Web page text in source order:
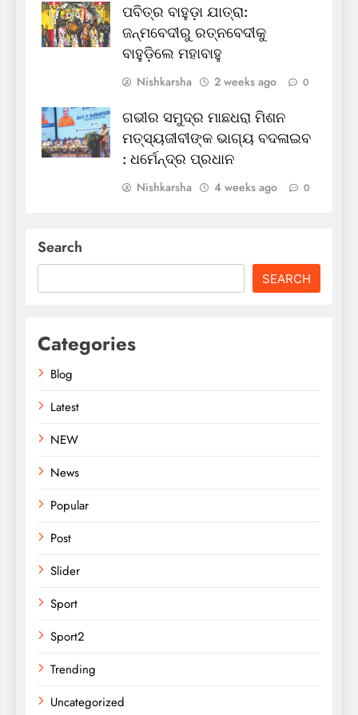
ପବିତ୍ର ବାହୁଡ଼ା ଯାତ୍ରା:
ଜନ୍ମବେଦୀରୁ ରତ୍ନବେଦୀକୁ
ବାହୁଡ଼ିଲେ ମହାବାହୁ
Nishkarsha 2 weeks ago 0
ଗଭୀର ସମୁଦ୍ର ମାଛଧରା ମିଶନ
ମତ୍ସ୍ୟଜୀବୀଙ୍କ ଭାଗ୍ୟ ବଦଳାଇବ
: ଧର୍ମେନ୍ଦ୍ର ପ୍ରଧାନ
Nishkarsha 4 weeks ago 0
Search
SEARCH
Categories
Blog
Latest
NEW
News
Popular
Post
Slider
Sport
Sport2
Trending
Uncategorized